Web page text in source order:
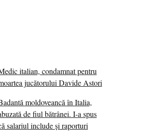
italian, condamnat pentru
jucătorului Davide Astori
moldoveancă în Italia,
de fiul bătrânei. I-a spus
salariul include și raporturi